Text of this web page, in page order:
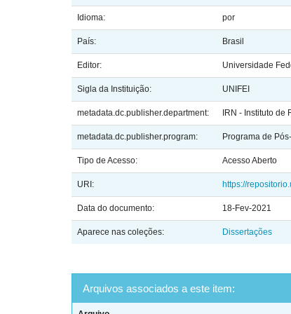
Idioma: por
País: Brasil
Editor: Universidade
Sigla da Instituição: UNIFEI
metadata.dc.publisher.department: IRN - Instituto de
metadata.dc.publisher.program: Programa de
Tipo de Acesso: Acesso Aberto
URI: https://
Data do documento: 18-Fev-2021
Aparece nas coleções: Dissertações
Arquivos associados a este item: